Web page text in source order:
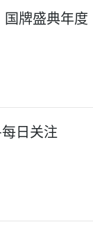
牌盛典年度
日关注